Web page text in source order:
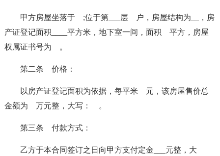
甲方房屋坐落于 ;位于第___层 户，房屋结构为__，房
产证登记面积____平方米，地下室一间，面积 平方，房屋
权属证书号为 。
第二条 价格：
以房产证登记面积为依据，每平米 元，该房屋售价总
金额为 万元整，大写： 。
第三条 付款方式：
乙方于本合同签订之日向甲方支付定金___元整，大